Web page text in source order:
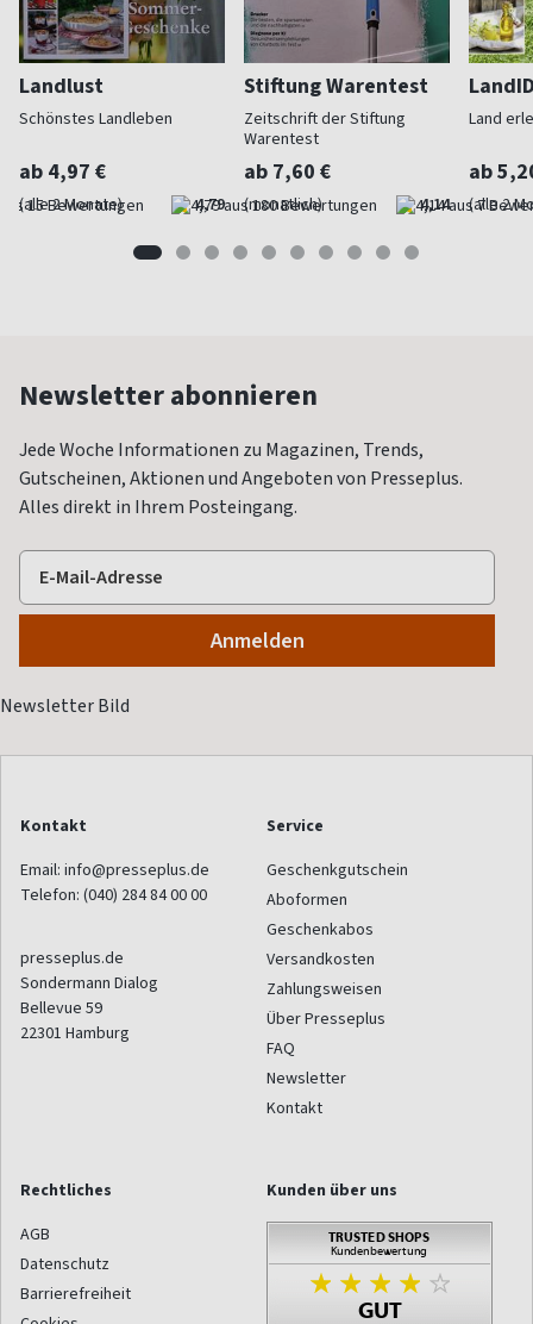
Landlust
Schönstes Landleben
ab 4,97 €
(alle 2 Monate) 4,79
Stiftung Warentest
Zeitschrift der Stiftung
Warentest
ab 7,60 €
(monatlich) 4,14
Land
ab
(alle 2
Newsletter abonnieren
Jede Woche Informationen zu Magazinen, Trends,
Gutscheinen, Aktionen und Angeboten von Presseplus.
Alles direkt in Ihrem Posteingang.
Kontakt
Email: info@presseplus.de
Telefon: (040) 284 84 00 00
presseplus.de
Sondermann Dialog
Bellevue 59
22301 Hamburg
Service
Geschenkgutschein
Aboformen
Geschenkabos
Versandkosten
Zahlungsweisen
Über Presseplus
FAQ
Newsletter
Kontakt
Rechtliches
AGB
Datenschutz
Barrierefreiheit
Kunden über uns